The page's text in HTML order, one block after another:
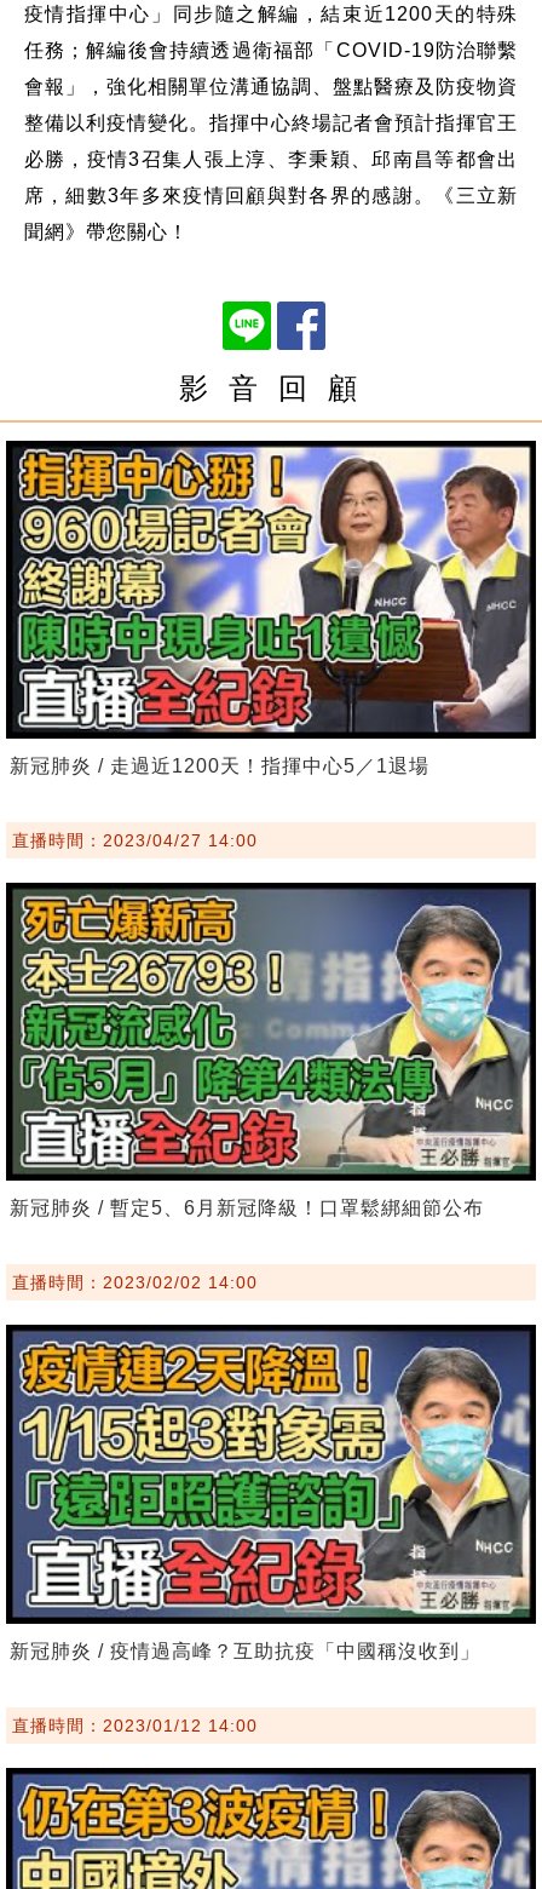
疫情指揮中心」同步隨之解編，結束近1200天的特殊
任務；解編後會持續透過衛福部「COVID-19防治聯繫
會報」，強化相關單位溝通協調、盤點醫療及防疫物資
整備以利疫情變化。指揮中心終場記者會預計指揮官王
必勝，疫情3召集人張上淳、李秉穎、邱南昌等都會出
席，細數3年多來疫情回顧與對各界的感謝。《三立新
聞網》帶您關心！
影 音 回 顧
新冠肺炎 / 走過近1200天！指揮中心5／1退場
直播時間：2023/04/27 14:00
新冠肺炎 / 暫定5、6月新冠降級！口罩鬆綁細節公布
直播時間：2023/02/02 14:00
新冠肺炎 / 疫情過高峰？互助抗疫「中國稱沒收到」
直播時間：2023/01/12 14:00